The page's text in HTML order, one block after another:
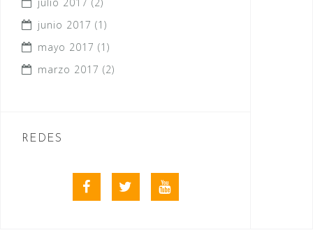
junio 2017 (1)
mayo 2017 (1)
marzo 2017 (2)
REDES
Facebook Twitter Youtube